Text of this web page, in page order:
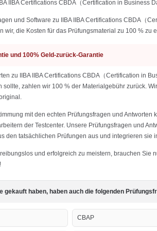
IIBA Certifications CBDA（Certification in Business
und Software zu IIBA IIBA Certifications CBDA（
wir, die Kosten für das Prüfungsmaterial zu 100 % zu
und 100% Geld-zurück-Garantie
zu IIBA IIBA Certifications CBDA（Certification in
sollte, zahlen wir 100 % der Materialgebühr zurück.
mit den echten Prüfungsfragen und
der Testcenter. Unsere Prüfungsfragen und
den tatsächlichen Prüfungen aus und integrieren sie
und erfolgreich zu meistern, brauchen Sie
gekauft haben, haben auch die folgenden
CBAP